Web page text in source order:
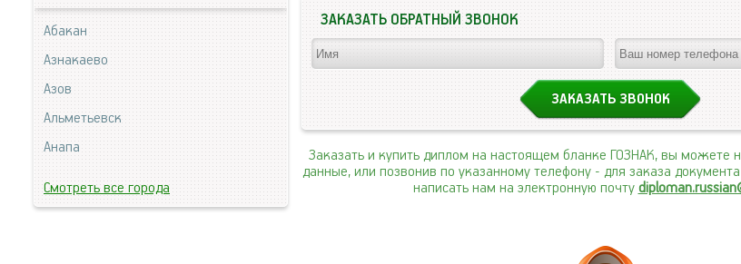
ЗАКАЗАТЬ ОБРАТНЫЙ ЗВОНОК
Заказать и купить диплом на настоящем бланке ГОЗНАК, вы можете
данные, или позвонив по указанному телефону - для заказа
написать нам на электронную почту
Абакан
Азнакаево
Азов
Альметьевск
Анапа
Смотреть все города